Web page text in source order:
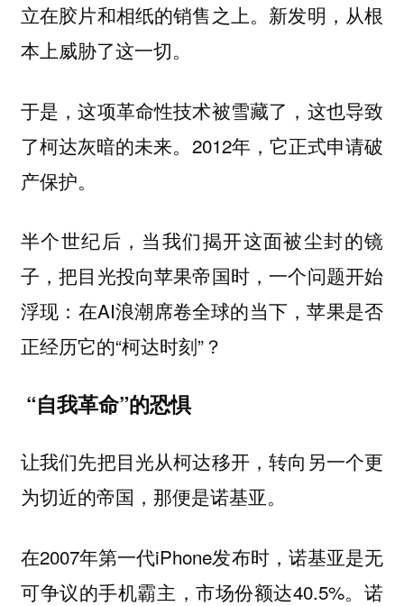
立在胶片和相纸的销售之上。新发明，从根
本上威胁了这一切。
于是，这项革命性技术被雪藏了，这也导致
了柯达灰暗的未来。2012年，它正式申请破
产保护。
半个世纪后，当我们揭开这面被尘封的镜
子，把目光投向苹果帝国时，一个问题开始
浮现：在AI浪潮席卷全球的当下，苹果是否
正经历它的“柯达时刻”？
“自我革命”的恐惧
让我们先把目光从柯达移开，转向另一个更
为切近的帝国，那便是诺基亚。
在2007年第一代iPhone发布时，诺基亚是无
可争议的手机霸主，市场份额达40.5%。诺